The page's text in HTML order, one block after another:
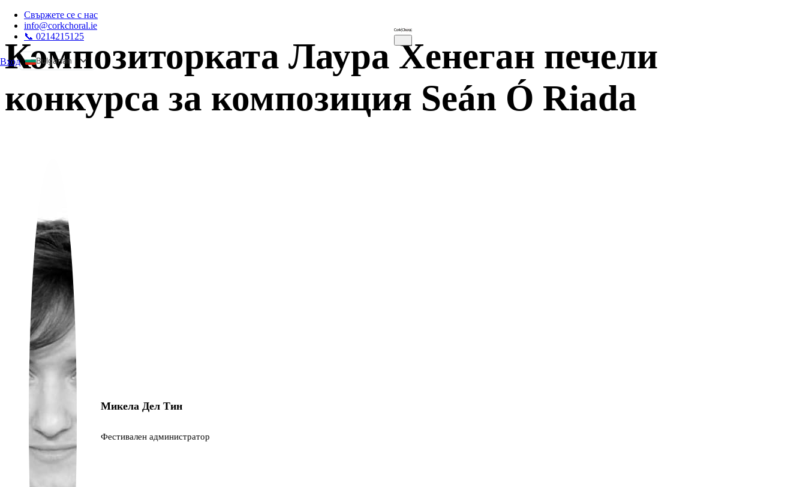
Свържете се с нас
info@corkchoral.ie
📞 0214215125
Входа
Bulgarian
Czech
Danish
Italian
Polish
Portuguese
Ukrainian
Композиторката Лаура Хенеган печели
конкурса за композиция Seán Ó Riada
Микела Дел Тин
Фестивален администратор